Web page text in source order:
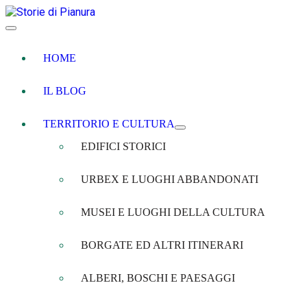
HOME
IL BLOG
TERRITORIO E CULTURA
EDIFICI STORICI
URBEX E LUOGHI ABBANDONATI
MUSEI E LUOGHI DELLA CULTURA
BORGATE ED ALTRI ITINERARI
ALBERI, BOSCHI E PAESAGGI